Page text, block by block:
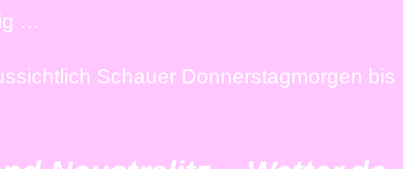
…
Schauer Donnerstagmorgen bis